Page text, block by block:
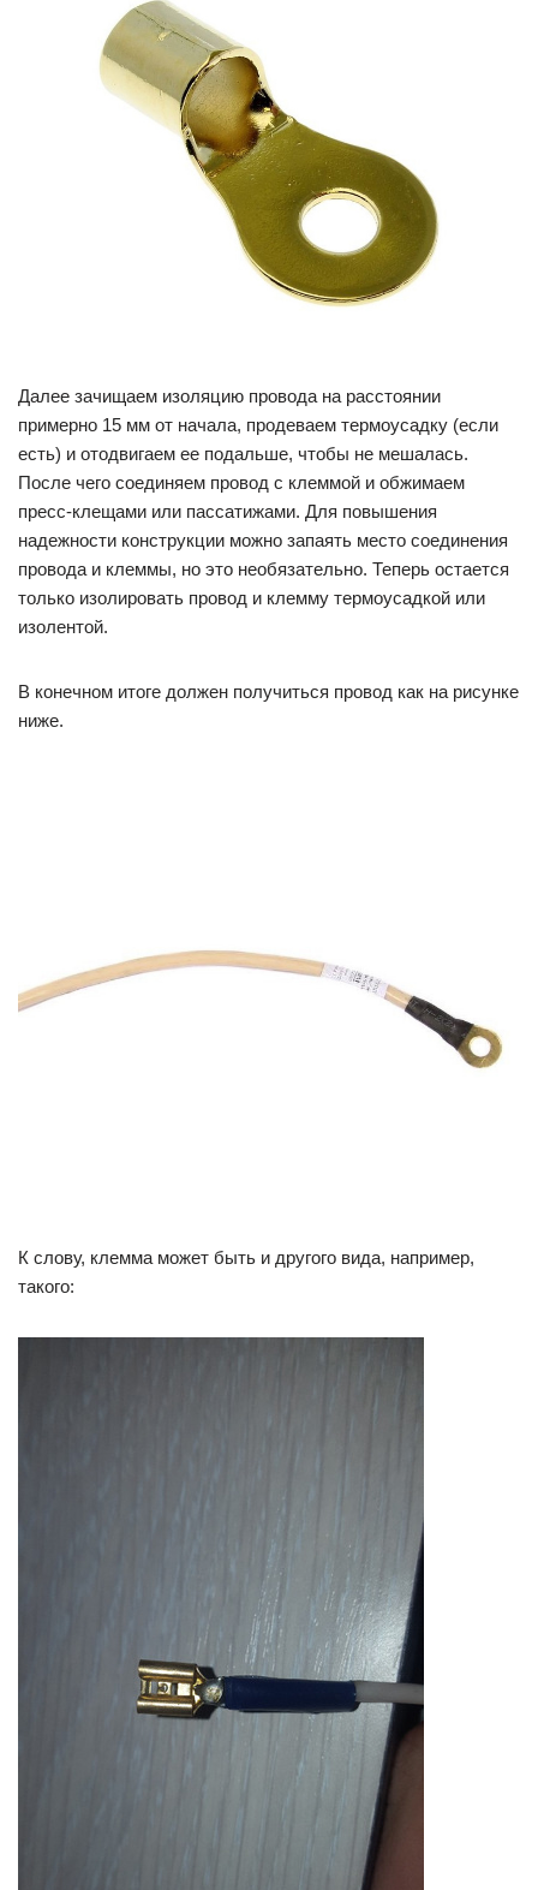
Далее зачищаем изоляцию провода на расстоянии
примерно 15 мм от начала, продеваем термоусадку (если
есть) и отодвигаем ее подальше, чтобы не мешалась.
После чего соединяем провод с клеммой и обжимаем
пресс-клещами или пассатижами. Для повышения
надежности конструкции можно запаять место соединения
провода и клеммы, но это необязательно. Теперь остается
только изолировать провод и клемму термоусадкой или
изолентой.
В конечном итоге должен получиться провод как на рисунке
ниже.
К слову, клемма может быть и другого вида, например,
такого: